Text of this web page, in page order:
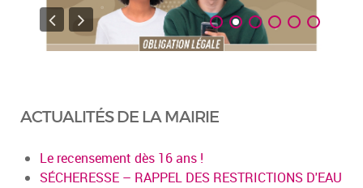
ACTUALITÉS DE LA MAIRIE
Le recensement dès 16 ans !
SÉCHERESSE – RAPPEL DES RESTRICTIONS D'EAU